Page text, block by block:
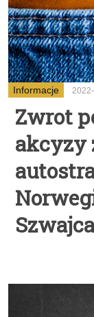
Informacje
Zwrot
akcyzy